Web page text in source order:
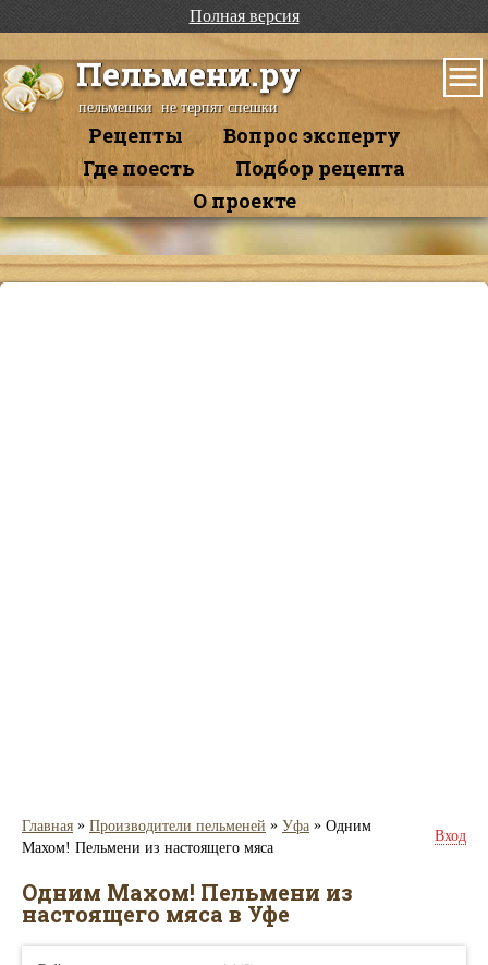
Полная версия
Пельмени.ру
пельмешки не терпят спешки
Рецепты
Вопрос эксперту
Где поесть
Подбор рецепта
О проекте
Главная » Производители пельменей » Уфа » Одним
Махом! Пельмени из настоящего мяса
Вход
Одним Махом! Пельмени из
настоящего мяса в Уфе